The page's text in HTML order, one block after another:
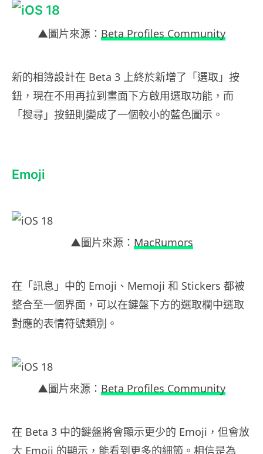
▲圖片來源： Beta Profiles Community
新的相簿設計在 Beta 3 上終於新增了「選取」按
鈕，現在不用再拉到畫面下方啟用選取功能，而
「搜尋」按鈕則變成了一個較小的藍色圖示。
Emoji
▲圖片來源： MacRumors
在「訊息」中的 Emoji、Memoji 和 Stickers 都被
整合至一個界面，可以在鍵盤下方的選取欄中選取
對應的表情符號類別。
▲圖片來源： Beta Profiles Community
在 Beta 3 中的鍵盤將會顯示更少的 Emoji，但會放
大 Emoji 的顯示，能看到更多的細節。相信是為